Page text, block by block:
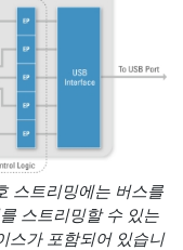
스트리밍에는 버스를
스트리밍할 수 있는
스가 포함되어 있습니